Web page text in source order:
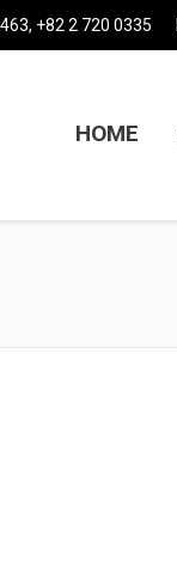
+82 2 720 0335
HOME